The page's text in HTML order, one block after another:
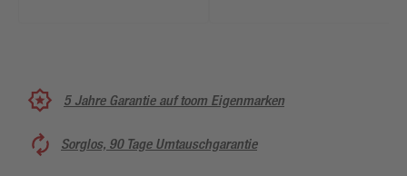
5 Jahre Garantie auf toom Eigenmarken
Sorglos, 90 Tage Umtauschgarantie